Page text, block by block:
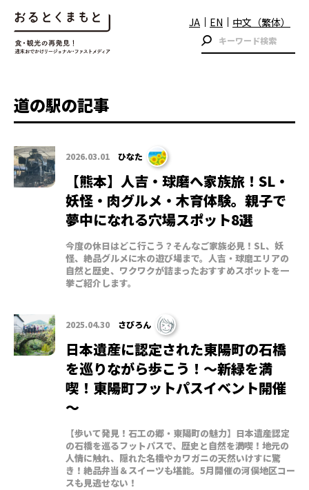
JA EN 中文（繁体）
道の駅の記事
2026.03.01 ひなた
【熊本】人吉・球磨へ家族旅！SL・
妖怪・肉グルメ・木育体験。親子で
夢中になれる穴場スポット8選
今度の休日はどこ行こう？そんなご家族必見！SL、妖
怪、絶品グルメに木の遊び場まで。人吉・球磨エリアの
自然と歴史、ワクワクが詰まったおすすめスポットを一
挙ご紹介します。
2025.04.30 さびろん
日本遺産に認定された東陽町の石橋
を巡りながら歩こう！～新緑を満
喫！東陽町フットパスイベント開催
～
【歩いて発見！石工の郷・東陽町の魅力】日本遺産認定
の石橋を巡るフットパスで、歴史と自然を満喫！地元の
人情に触れ、隠れた名橋やカワガニの天然いけすに驚
き！絶品弁当＆スイーツも堪能。5月開催の河俣地区コー
スも見逃せない！